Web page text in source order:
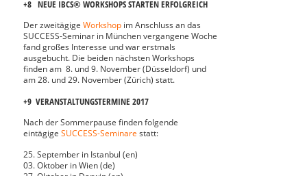
+8 NEUE IBCS® WORKSHOPS STARTEN ERFOLGREICH
Der zweitägige Workshop im Anschluss an das
SUCCESS-Seminar in München vergangene Woche
fand großes Interesse und war erstmals
ausgebucht. Die beiden nächsten Workshops
finden am 8. und 9. November (Düsseldorf) und
am 28. und 29. November (Zürich) statt.
+9 VERANSTALTUNGSTERMINE 2017
Nach der Sommerpause finden folgende
eintägige SUCCESS-Seminare statt:
25. September in Istanbul (en)
03. Oktober in Wien (de)